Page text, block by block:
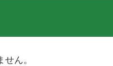
ん。